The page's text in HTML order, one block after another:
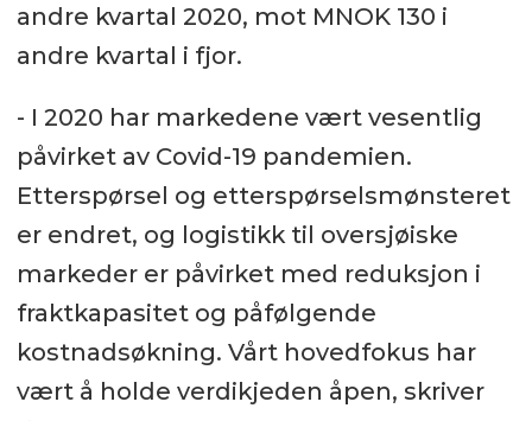
andre kvartal 2020, mot MNOK 130 i
andre kvartal i fjor.
- I 2020 har markedene vært vesentlig
påvirket av Covid-19 pandemien.
Etterspørsel og etterspørselsmønsteret
er endret, og logistikk til oversjøiske
markeder er påvirket med reduksjon i
fraktkapasitet og påfølgende
kostnadsøkning. Vårt hovedfokus har
vært å holde verdikjeden åpen, skriver